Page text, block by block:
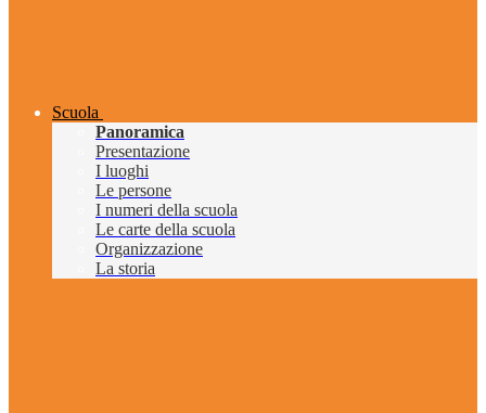
Scuola
Panoramica
Presentazione
I luoghi
Le persone
I numeri della scuola
Le carte della scuola
Organizzazione
La storia